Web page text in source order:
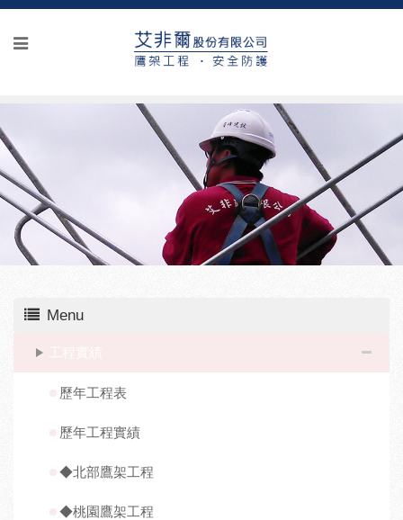
Menu
歷年工程表
歷年工程實績
◆北部鷹架工程
◆桃園鷹架工程